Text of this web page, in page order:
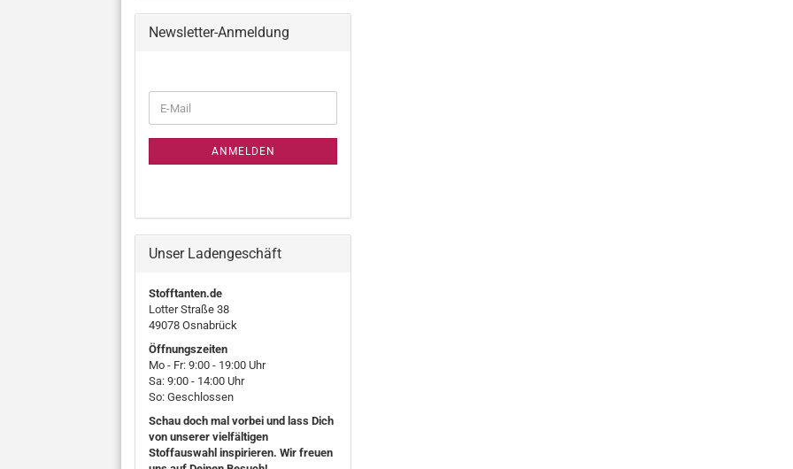
Newsletter-Anmeldung
ZUR
ANMELDUNG
E-
Mail
ANMELDEN
Unser Ladengeschäft
Stofftanten.de
Lotter Straße 38
49078 Osnabrück
Öffnungszeiten
Mo - Fr: 9:00 - 19:00 Uhr
Sa: 9:00 - 14:00 Uhr
So: Geschlossen
Schau doch mal vorbei und lass Dich
von unserer vielfältigen
Stoffauswahl inspirieren. Wir freuen